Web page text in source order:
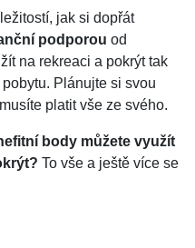
jak si dopřát
podporou od
na rekreaci a pokrýt tak
Plánujte si svou
platit vše ze svého.
body můžete využít
To vše a ještě více se